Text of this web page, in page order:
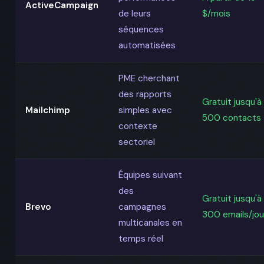
ActiveCampaign
de leurs
séquences
automatisées
$/mois
Mailchimp
PME cherchant
des rapports
simples avec
contexte
sectoriel
Gratuit jusqu'à
500 contacts
Brevo
Équipes suivant
des
campagnes
multicanales en
temps réel
Gratuit jusqu'à
300 emails/